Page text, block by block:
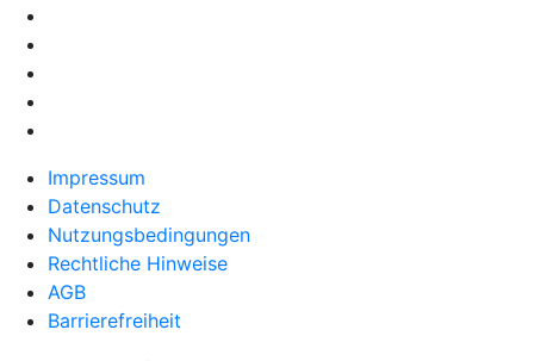
Impressum
Datenschutz
Nutzungsbedingungen
Rechtliche Hinweise
AGB
Barrierefreiheit